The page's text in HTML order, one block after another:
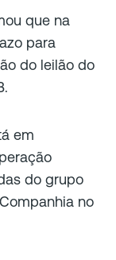
que na
para
do leilão do
em
do grupo
no